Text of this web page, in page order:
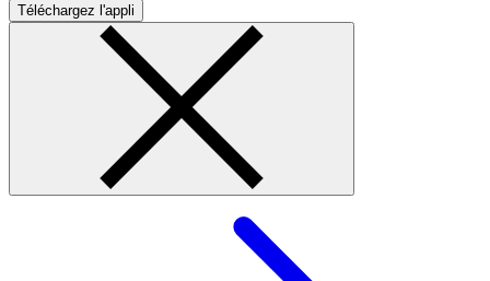
Téléchargez l'appli